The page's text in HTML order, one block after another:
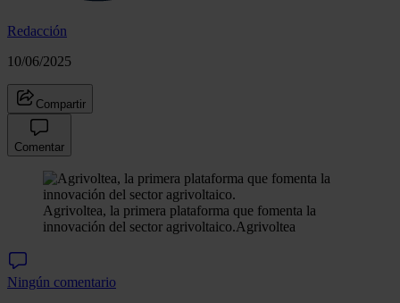
Redacción
10/06/2025
Compartir
Comentar
Agrivoltea, la primera plataforma que fomenta la
innovación del sector agrivoltaico.Agrivoltea
Ningún comentario